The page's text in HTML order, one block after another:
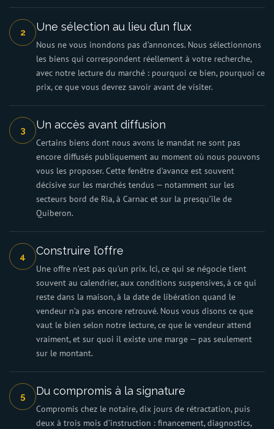
2 Une sélection au lieu d’un flux
Nous ne vous inondons pas d’annonces. Nous sélectionnons
les biens qui correspondent réellement à votre recherche,
avec notre lecture du marché : pourquoi ce bien, pourquoi ce
prix, ce que vous devrez savoir avant de visiter.
3 Un accès avant diffusion
Certains biens dont nous avons le mandat ne sont pas
encore diffusés publiquement au moment où nous pouvons
vous les proposer. Cette fenêtre d’avance est souvent
décisive sur les marchés tendus — notamment sur les
secteurs bord de Ria, à Carnac et sur la presqu’île de
Quiberon.
4 Construire l’offre
Une offre n’est pas qu’un prix. Ici, ce qui se négocie tient
souvent au calendrier, aux conditions suspensives, à ce qui
reste dans la maison, à la date de libération quand le
vendeur n’a pas encore retrouvé. Nous vous disons ce que
vaut le bien selon notre lecture, ce que le vendeur attend
vraiment, et sur quoi il existe une marge — pas seulement
sur le montant.
5 Du compromis à la signature
Compromis chez le notaire, dix jours de rétractation, puis
deux à trois mois d’instruction : financement, diagnostics,